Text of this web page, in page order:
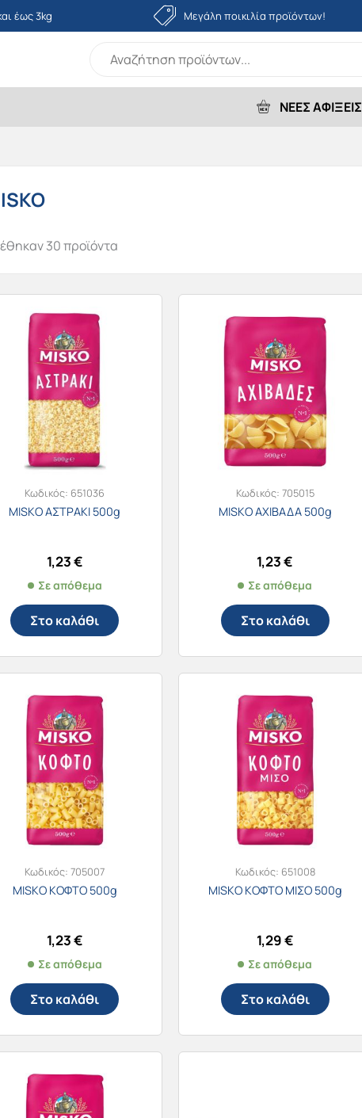
έως 3kg Μεγάλη ποικιλία προϊόντων!
ΝΕΕΣ ΑΦΙΞΕΙΣ
30 προϊόντα
Κωδικός: 651036
MISKO ΑΣΤΡΑΚΙ 500g
1,23€
Σε απόθεμα
Στο καλάθι
Κωδικός: 705015
MISKO ΑΧΙΒΑΔΑ 500g
1,23€
Σε απόθεμα
Στο καλάθι
Κωδικός:705007
MISKO ΚΟΦΤΟ 500g
1,23€
Σε απόθεμα
Στο καλάθι
Κωδικός: 651008
MISKO ΚΟΦΤΟ ΜΙΣΟ 500g
1,29€
Σε απόθεμα
Στο καλάθι